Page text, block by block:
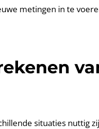
metingen in te
situaties nuttig